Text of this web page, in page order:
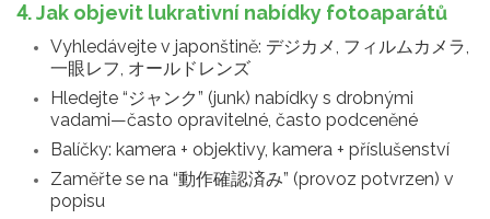
4. Jak objevit lukrativní nabídky fotoaparátů
Vyhledávejte v japonštině: デジカメ, フィルムカメラ,
一眼レフ, オールドレンズ
Hledejte “ジャンク” (junk) nabídky s drobnými
vadami—často opravitelné, často podceněné
Balíčky: kamera + objektivy, kamera + příslušenství
Zaměřte se na “動作確認済み” (provoz potvrzen) v
popisu